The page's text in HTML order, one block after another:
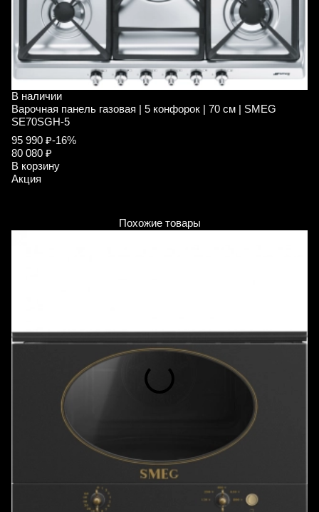
В наличии
Варочная панель газовая | 5 конфорок | 70 см | SMEG
SE70SGH-5
95 990 ₽-16%
80 080 ₽
В корзину
Акция
Похожие товары